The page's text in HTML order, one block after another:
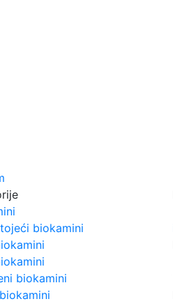
biokamini
biokamini